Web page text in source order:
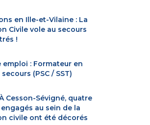
en Ille-et-Vilaine : La
Civile vole au secours
!
emploi : Formateur en
(PSC / SST)
Cesson-Sévigné, quatre
au sein de la
civile ont été décorés